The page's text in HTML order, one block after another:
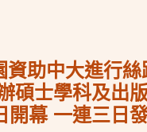
資助中大進行
碩士學科及出
開幕 一連三日